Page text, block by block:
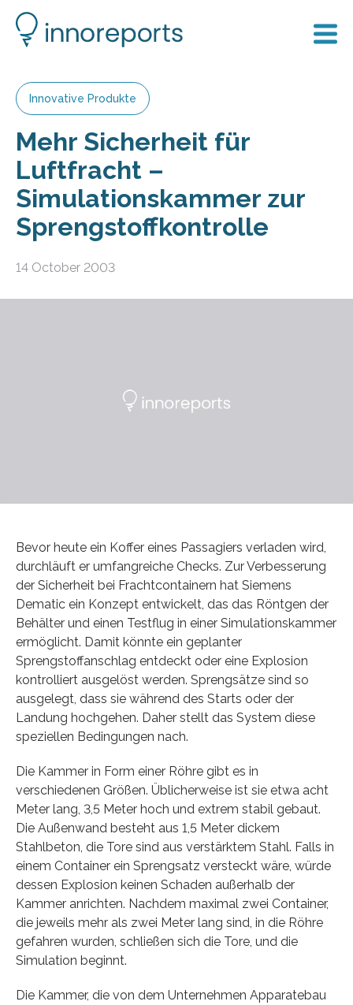
Innovative Produkte
Mehr Sicherheit für
Luftfracht –
Simulationskammer zur
Sprengstoffkontrolle
14 October 2003
Bevor heute ein Koffer eines Passagiers verladen wird,
durchläuft er umfangreiche Checks. Zur Verbesserung
der Sicherheit bei Frachtcontainern hat Siemens
Dematic ein Konzept entwickelt, das das Röntgen der
Behälter und einen Testflug in einer Simulationskammer
ermöglicht. Damit könnte ein geplanter
Sprengstoffanschlag entdeckt oder eine Explosion
kontrolliert ausgelöst werden. Sprengsätze sind so
ausgelegt, dass sie während des Starts oder der
Landung hochgehen. Daher stellt das System diese
speziellen Bedingungen nach.
Die Kammer in Form einer Röhre gibt es in
verschiedenen Größen. Üblicherweise ist sie etwa acht
Meter lang, 3,5 Meter hoch und extrem stabil gebaut.
Die Außenwand besteht aus 1,5 Meter dickem
Stahlbeton, die Tore sind aus verstärktem Stahl. Falls in
einem Container ein Sprengsatz versteckt wäre, würde
dessen Explosion keinen Schaden außerhalb der
Kammer anrichten. Nachdem maximal zwei Container,
die jeweils mehr als zwei Meter lang sind, in die Röhre
gefahren wurden, schließen sich die Tore, und die
Simulation beginnt.
Die Kammer, die von dem Unternehmen Apparatebau